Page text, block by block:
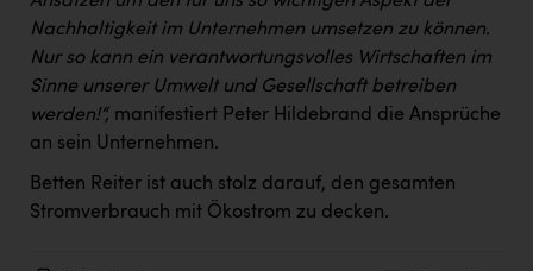
Nachhaltigkeit im Unternehmen umsetzen zu können.
Nur so kann ein verantwortungsvolles Wirtschaften im
Sinne unserer Umwelt und Gesellschaft betreiben
werden!“, manifestiert Peter Hildebrand die Ansprüche
an sein Unternehmen.
Betten Reiter ist auch stolz darauf, den gesamten
Stromverbrauch mit Ökostrom zu decken.